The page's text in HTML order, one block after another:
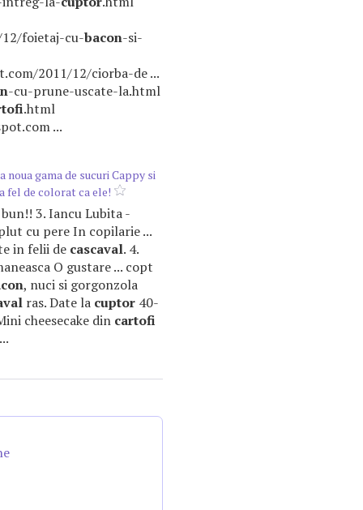
foietaj-cu-bacon-si-
2011/12/ciorba-de ...
-cu-prune-uscate-la.html
.html
...
noua gama de sucuri Cappy si
fel de colorat ca ele!
3. Iancu Lubita -
cu pere In copilarie ...
in felii de cascaval. 4.
O gustare ... copt
, nuci si gorgonzola
ras. Date la cuptor 40-
cheesecake din cartofi